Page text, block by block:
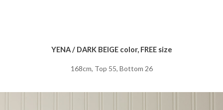
YENA / DARK BEIGE color, FREE size
168cm, Top 55, Bottom 26